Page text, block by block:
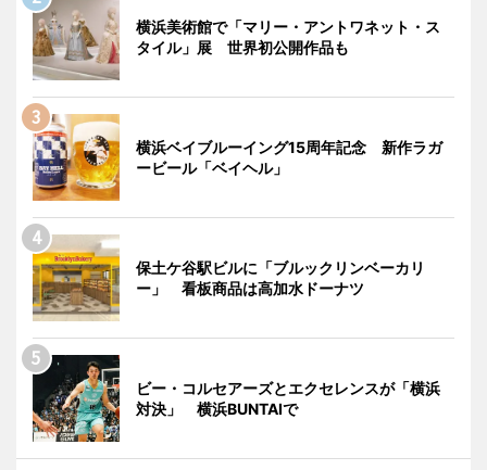
横浜美術館で「マリー・アントワネット・ス
タイル」展 世界初公開作品も
横浜ベイブルーイング15周年記念 新作ラガ
ービール「ベイヘル」
保土ケ谷駅ビルに「ブルックリンベーカリ
ー」 看板商品は高加水ドーナツ
ビー・コルセアーズとエクセレンスが「横浜
対決」 横浜BUNTAIで